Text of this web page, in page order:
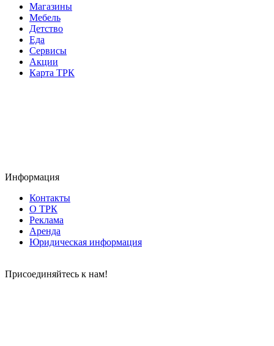
Магазины
Мебель
Детство
Еда
Сервисы
Акции
Карта ТРК
Информация
Контакты
О ТРК
Реклама
Аренда
Юридическая информация
Присоединяйтесь к нам!